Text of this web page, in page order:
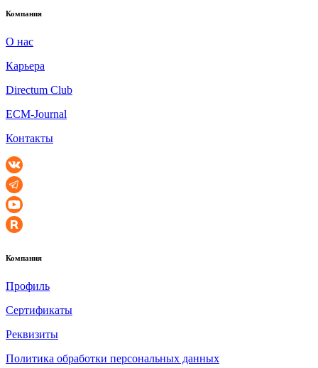
Компания
О нас
Карьера
Directum Club
ECM-Journal
Контакты
Компания
Профиль
Сертификаты
Реквизиты
Политика обработки персональных данных